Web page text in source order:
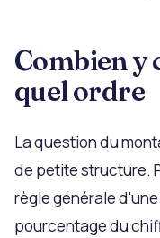
Combien y
quel ordre
La question du
de petite structure.
règle générale
pourcentage du